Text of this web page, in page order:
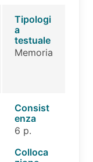
Tipologi
a
testuale
Memoria
Consist
enza
6 p.
Colloca